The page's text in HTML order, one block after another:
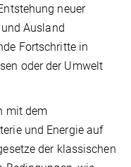
neuer
Ausland
Fortschritte in
oder der Umwelt
mit dem
und Energie auf
der klassischen